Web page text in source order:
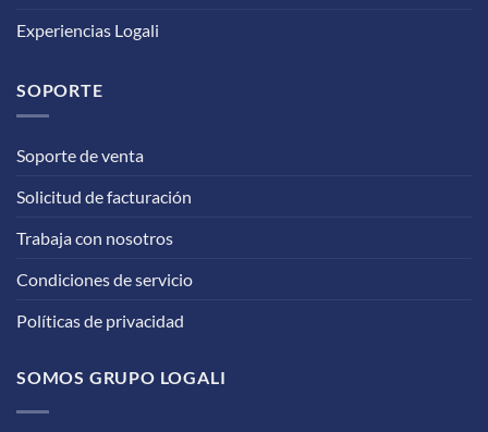
Experiencias Logali
SOPORTE
Soporte de venta
Solicitud de facturación
Trabaja con nosotros
Condiciones de servicio
Políticas de privacidad
SOMOS GRUPO LOGALI